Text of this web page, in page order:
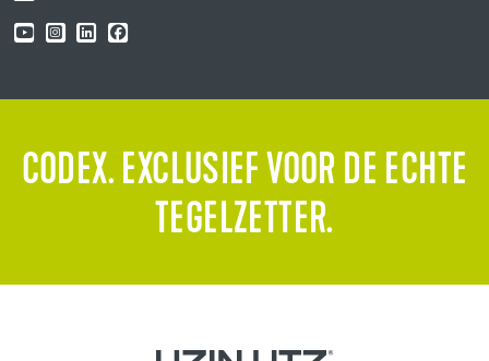
CODEX. EXCLUSIEF VOOR DE ECHTE
TEGELZETTER.